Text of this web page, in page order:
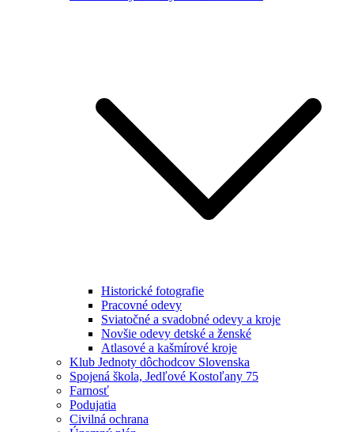
Historické fotografie
Pracovné odevy
Sviatočné a svadobné odevy a kroje
Novšie odevy detské a ženské
Atlasové a kašmírové kroje
Klub Jednoty dôchodcov Slovenska
Spojená škola, Jedľové Kostoľany 75
Farnosť
Podujatia
Civilná ochrana